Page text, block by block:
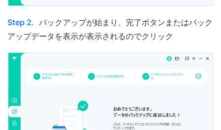
Step 2. バックアップが始まり、完了ボタンまたはバック
アップデータを表示が表示されるのでクリック